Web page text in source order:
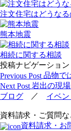
注文住宅はどうな
熊本地震
相続に関する相談
投稿ナビゲーション
Previous Post 品物で
Next Post 岩出の現
ブログ ／ イベ
資料請求・ご質問
資料請求・お